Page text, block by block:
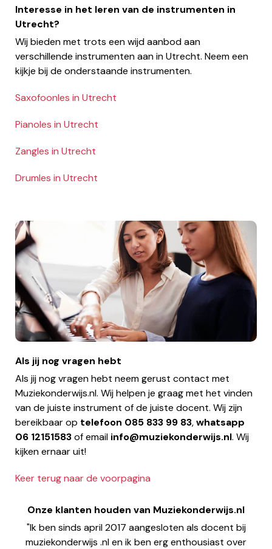
Interesse in het leren van de instrumenten in
Utrecht?
Wij bieden met trots een wijd aanbod aan
verschillende instrumenten aan in Utrecht. Neem een
kijkje bij de onderstaande instrumenten.
Saxofoonles in Utrecht
Pianoles in Utrecht
Zangles in Utrecht
Drumles in Utrecht
Als jij nog vragen hebt
Als jij nog vragen hebt neem gerust contact met
Muziekonderwijs.nl. Wij helpen je graag met het vinden
van de juiste instrument of de juiste docent. Wij zijn
bereikbaar op telefoon 085 833 99 83,whatsapp
06 12151583of email info@muziekonderwijs.nl. Wij
kijken ernaar uit!
Keer terug naar de voorpagina
Onze klanten houden van Muziekonderwijs.nl
"Ik ben sinds april 2017 aangesloten als docent bij
muziekonderwijs .nl en ik ben erg enthousiast over